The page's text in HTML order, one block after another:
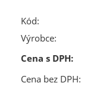
Kód:
Výrobce:
Cena s DPH:
Cena bez DPH: